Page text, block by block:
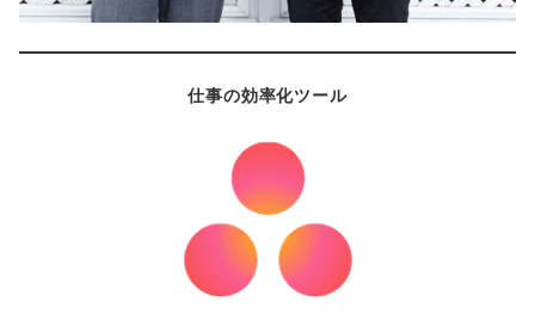
仕事の効率化ツール